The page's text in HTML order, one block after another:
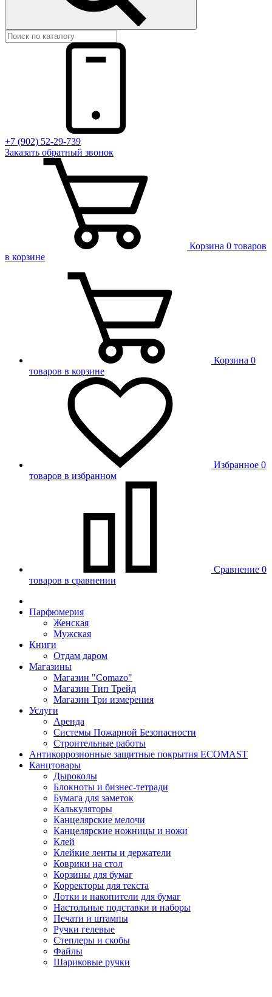
+7 (902) 52-29-739
Заказать обратный звонок
Корзина 0 товаров
в корзине
Корзина 0
товаров в корзине
Избранное 0
товаров в избранном
Сравнение 0
товаров в сравнении
Парфюмерия
Женская
Мужская
Книги
Отдам даром
Магазины
Магазин "Comazo"
Магазин Тип Трейд
Магазин Три измерения
Услуги
Аренда
Системы Пожарной Безопасности
Строительные работы
Антикоррозионные защитные покрытия ECOMAST
Канцтовары
Дыроколы
Блокноты и бизнес-тетради
Бумага для заметок
Калькуляторы
Канцелярские мелочи
Канцелярские ножницы и ножи
Клей
Клейкие ленты и держатели
Коврики на стол
Корзины для бумаг
Корректоры для текста
Лотки и накопители для бумаг
Настольные подставки и наборы
Печати и штампы
Ручки гелевые
Степлеры и скобы
Файлы
Шариковые ручки